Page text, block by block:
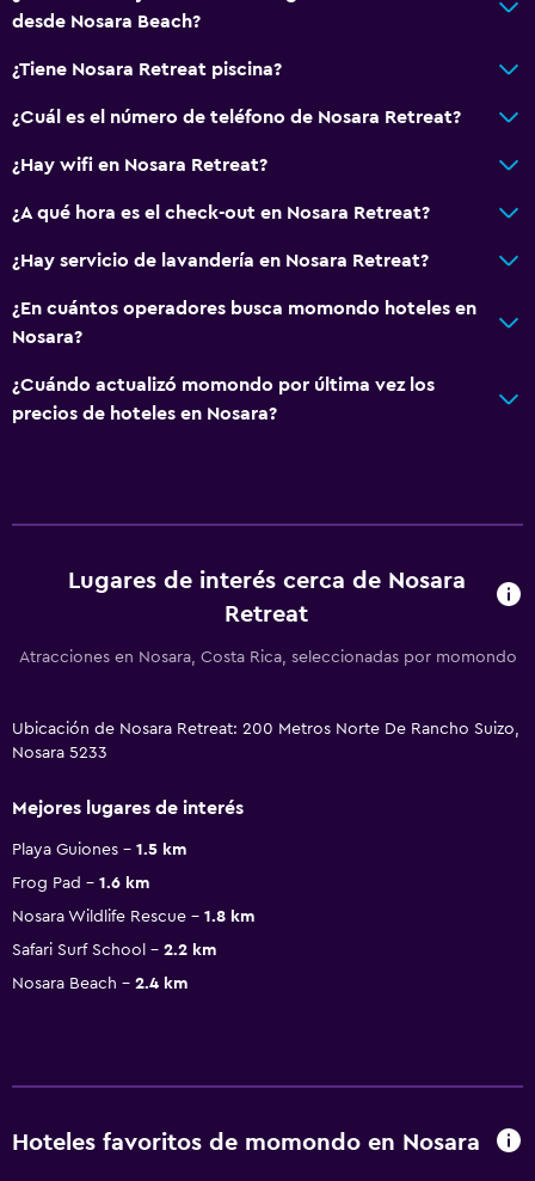
desde Nosara Beach?
¿Tiene Nosara Retreat piscina?
¿Cuál es el número de teléfono de Nosara Retreat?
¿Hay wifi en Nosara Retreat?
¿A qué hora es el check-out en Nosara Retreat?
¿Hay servicio de lavandería en Nosara Retreat?
¿En cuántos operadores busca momondo hoteles en
Nosara?
¿Cuándo actualizó momondo por última vez los
precios de hoteles en Nosara?
Lugares de interés cerca de Nosara
Retreat
Atracciones en Nosara, Costa Rica, seleccionadas por momondo
Ubicación de Nosara Retreat: 200 Metros Norte De Rancho Suizo,
Nosara 5233
Mejores lugares de interés
Playa Guiones
1.5 km
Frog Pad
1.6 km
Nosara Wildlife Rescue
1.8 km
Safari Surf School
2.2 km
Nosara Beach
2.4 km
Hoteles favoritos de momondo en Nosara